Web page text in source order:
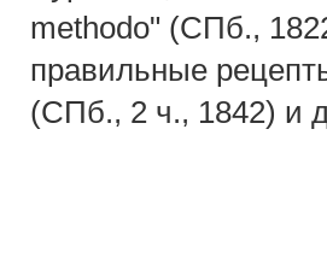
methodo" (СПб.,
правильные
(СПб., 2 ч., 1842) и